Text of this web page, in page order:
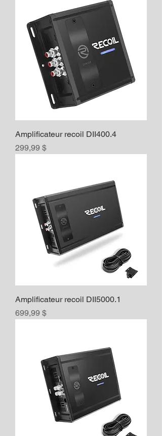
Amplificateur recoil DII400.4
Prix
299,99 $
Amplificateur recoil DII5000.1
Prix
699,99 $